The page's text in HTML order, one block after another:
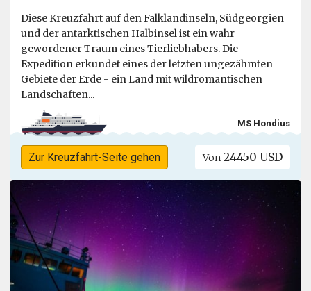
Diese Kreuzfahrt auf den Falklandinseln, Südgeorgien
und der antarktischen Halbinsel ist ein wahr
gewordener Traum eines Tierliebhabers. Die
Expedition erkundet eines der letzten ungezähmten
Gebiete der Erde - ein Land mit wildromantischen
Landschaften...
MS Hondius
Zur Kreuzfahrt-Seite gehen Von 24450 USD